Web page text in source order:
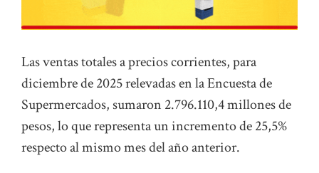
Las ventas totales a precios corrientes, para
diciembre de 2025 relevadas en la Encuesta de
Supermercados, sumaron 2.796.110,4 millones de
pesos, lo que representa un incremento de 25,5%
respecto al mismo mes del año anterior.